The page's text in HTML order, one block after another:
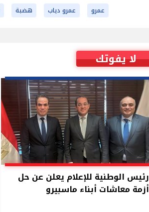
عمرو عمرو دياب هضبة
لا يفوتك
رئيس الوطنية للإعلام يعلن عن حل
أزمة معاشات أبناء ماسبيرو